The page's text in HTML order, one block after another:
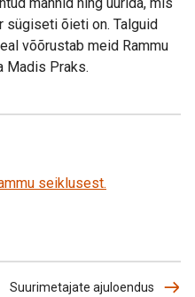
sügiseti õieti on. Talguid
võõrustab meid Rammu
Madis Praks.
seiklusest.
Suurimetajate ajuloendus